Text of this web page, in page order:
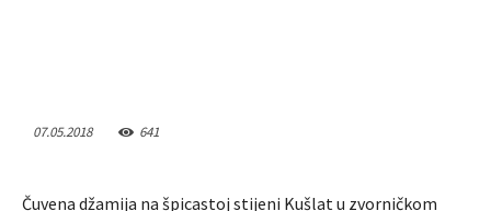
07.05.2018 641
Čuvena džamija na špicastoj stijeni Kušlat u zvorničkom